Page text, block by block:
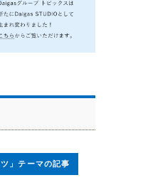
」テーマの記事